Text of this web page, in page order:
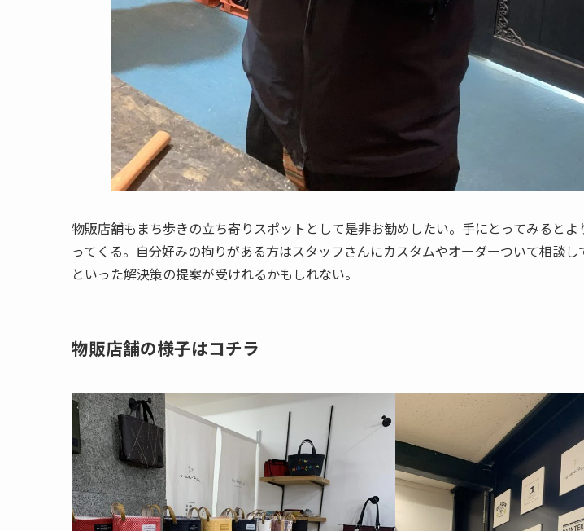
物販店舗もまち歩きの立ち寄りスポットとして是非お勧めしたい。手にとってみると
ってくる。自分好みの拘りがある方はスタッフさんにカスタムやオーダーついて相談し
といった解決策の提案が受けれるかもしれない。
物販店舗の様子はコチラ